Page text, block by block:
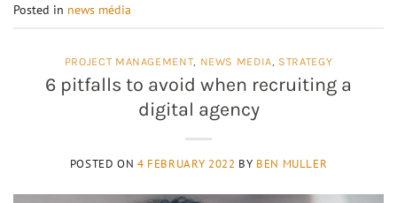
Posted in news média
PROJECT MANAGEMENT, NEWS MEDIA, STRATEGY
6 pitfalls to avoid when recruiting a
digital agency
POSTED ON 4 FEBRUARY 2022 BY BEN MULLER